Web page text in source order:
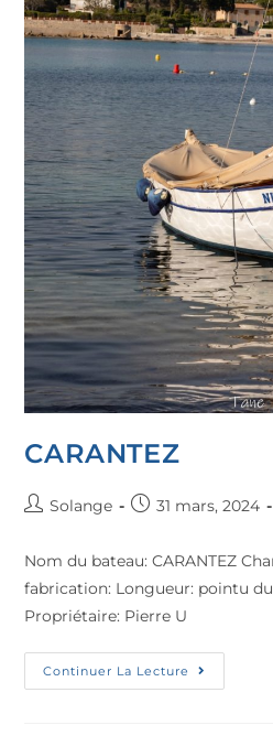
CARANTEZ
Solange 31 mars, 2024
Nom du bateau: CARANTEZ
fabrication: Longueur: pointu
Propriétaire: Pierre U
Continuer La Lecture